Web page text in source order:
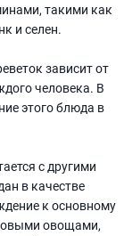
такими как
и селен.
зависит от
человека. В
этого блюда в
с другими
в качестве
к основному
овощами,